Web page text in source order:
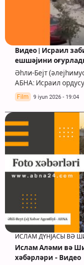
Видео | Исраил
ешшәјини
Әһли-Бејт
АБНА: Исраил
Film 9 iyun 2026 - 19:04
ИСЛАМ ДҮНЈАСЫ ВӘ
Ислам Аләми вә
хәбәрләри - Видео